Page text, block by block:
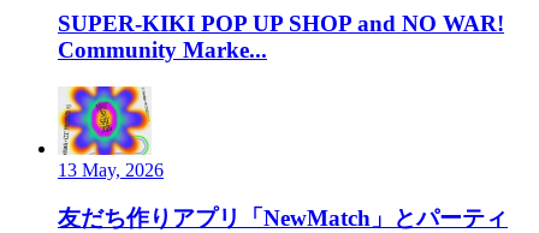
SUPER-KIKI POP UP SHOP and NO WAR!
Community Marke...
13 May, 2026
友だち作りアプリ「NewMatch」とパーティ